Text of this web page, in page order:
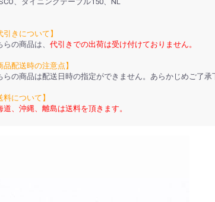
引きについて】
らの商品は、 代引きでの出荷は受け付けておりません。
品配送時の注意点】
らの商品は配送日時の指定ができません。あらかじめご了承
料について】
道、沖縄、離島は送料を頂きます。